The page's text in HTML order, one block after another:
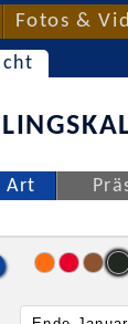
Fotos &
Art